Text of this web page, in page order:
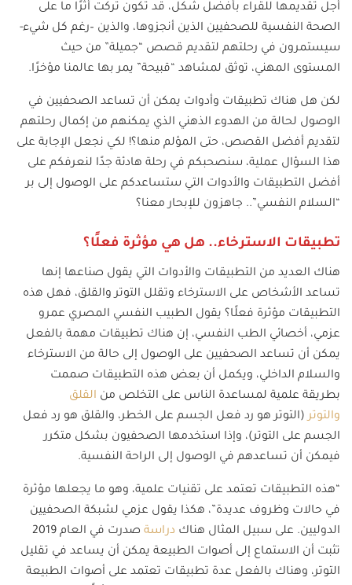
أجل تقديمها للقراء بأفضل شكل، قد تكون تركت أثرًا ما على
الصحة النفسية للصحفيين الذين أنجزوها، والذين –رغم كل شيء-
سيستمرون في رحلتهم لتقديم قصص “جميلة” من حيث
المستوى المهني، توثق لمشاهد “قبيحة” يمر بها عالمنا مؤخرًا.
لكن هل هناك تطبيقات وأدوات يمكن أن تساعد الصحفيين في
الوصول لحالة من الهدوء الذهني الذي يمكنهم من إكمال رحلتهم
لتقديم أفضل القصص، حتى المؤلم منها؟! لكي نجعل الإجابة على
هذا السؤال عملية، سنصحبكم في رحلة هادئة جدًا لنعرفكم على
أفضل التطبيقات والأدوات التي ستساعدكم على الوصول إلى بر
“السلام النفسي”.. جاهزون للإبحار معنا؟
تطبيقات الاسترخاء.. هل هي مؤثرة فعلًا؟
هناك العديد من التطبيقات والأدوات التي يقول صناعها إنها
تساعد الأشخاص على الاسترخاء وتقلل التوتر والقلق، فهل هذه
التطبيقات مؤثرة فعلًا؟ يقول الطبيب النفسي المصري عمرو
عزمي، أخصائي الطب النفسي، إن هناك تطبيقات مهمة بالفعل
يمكن أن تساعد الصحفيين على الوصول إلى حالة من الاسترخاء
والسلام الداخلي، ويكمل أن بعض هذه التطبيقات صممت
بطريقة علمية لمساعدة الناس على التخلص من القلق
والتوتر (التوتر هو رد فعل الجسم على الخطر، والقلق هو رد فعل
الجسم على التوتر)، وإذا استخدمها الصحفيون بشكل متكرر
فيمكن أن تساعدهم في الوصول إلى الراحة النفسية.
“هذه التطبيقات تعتمد على تقنيات علمية، وهو ما يجعلها مؤثرة
في حالات وظروف عديدة”، هكذا يقول عزمي لشبكة الصحفيين
الدوليين. على سبيل المثال هناك دراسة
صدرت في العام 2019
تثبت أن الاستماع إلى أصوات الطبيعة يمكن أن يساعد في تقليل
التوتر، وهناك بالفعل عدة تطبيقات تعتمد على أصوات الطبيعة